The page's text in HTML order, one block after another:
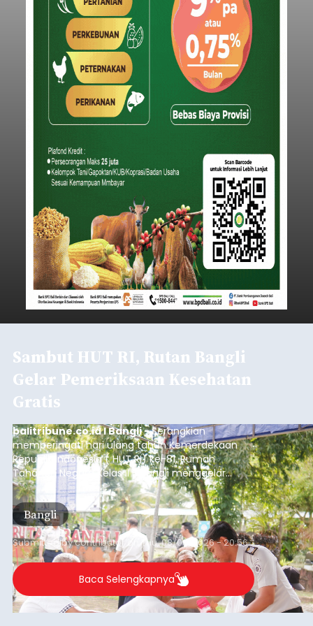
Sambut HUT RI, Rutan Bangli
Gelar Pemeriksaan Kesehatan
Gratis
balitribune.co.id I Bangli -Serangkian
memperingati hari ulang tahun Kemerdekaan
Republik Indonesia ( HUT RI) ke-81, Rumah
Tahanan Negara Kelas II B Bangli menggelar
kegiatan pemeriksaan kesehatan gratis, Rabu
(6/8/2026).
Bangli
Submitted bycontributor Thu, 08/06/2026 - 20:56
Baca Selengkapnya